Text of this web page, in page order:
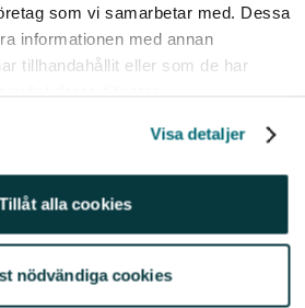
som vi samarbetar med. Dessa
informationen med annan
tillhandahållit eller som de har
Visa detaljer
alla cookies
nödvändiga cookies